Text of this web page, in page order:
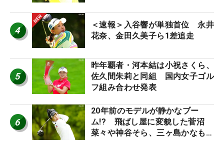
4
＜速報＞入谷響が単独首位 永井
花奈、金田久美子ら1差追走
5
昨年覇者・河本結は小祝さくら、
佐久間朱莉と同組 国内女子ゴル
フ組み合わせ発表
6
20年前のモデルが静かなブー
ム!? 飛ばし屋に変貌した菅沼
菜々や神谷そら、三ヶ島かなも使